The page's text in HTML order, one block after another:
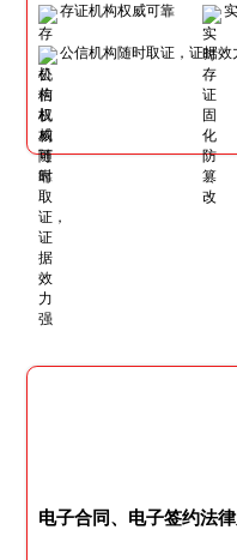
存证机构权威可靠
公信机构随时取证，证据效
电子合同、电子签约法